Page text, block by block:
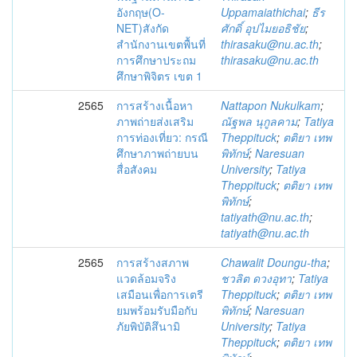
อังกฤษ(O-
NET)สังกัด
สำนักงานเขตพื้นที่
การศึกษาประถม
ศึกษาพิจิตร เขต 1
Uppamaiathichai; ธีร
ศักดิ์ อุปไมยอธิชัย;
thirasaku@nu.ac.th;
thirasaku@nu.ac.th
2565
การสร้างเนื้อหา
ภาพถ่ายส่งเสริม
การท่องเที่ยว: กรณี
ศึกษาภาพถ่ายบน
สื่อสังคม
Nattapon Nukulkam;
ณัฐพล นุกูลคาม; Tatiya
Theppituck; ตติยา เทพ
พิทักษ์; Naresuan
University; Tatiya
Theppituck; ตติยา เทพ
พิทักษ์;
tatiyath@nu.ac.th;
tatiyath@nu.ac.th
2565
การสร้างสภาพ
แวดล้อมจริง
เสมือนเพื่อการเตรี
ยมพร้อมรับมือกับ
ภัยพิบัติสึนามิ
Chawalit Doungu-tha;
ชวลิต ดวงอุทา; Tatiya
Theppituck; ตติยา เทพ
พิทักษ์; Naresuan
University; Tatiya
Theppituck; ตติยา เทพ